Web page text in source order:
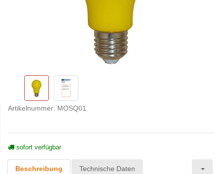
Artikelnummer: MOSQ01
sofort verfügbar
Beschreibung Technische Daten